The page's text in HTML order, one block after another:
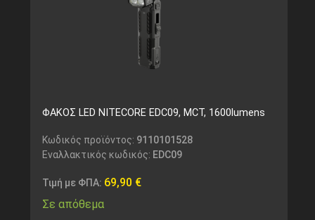
ΦΑΚΟΣ LED NITECORE EDC09, MCT, 1600lumens
Κωδικός προϊόντος: 9110101528
Εναλλακτικός κωδικός: EDC09
Τιμή με ΦΠΑ: 69,90 €
Σε απόθεμα